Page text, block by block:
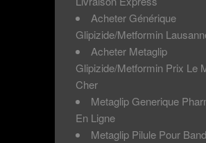
Acheter Générique
Glipizide/Metformin
Acheter Metaglip
Glipizide/Metformin Prix Le
Cher
Metaglip Generique
En Ligne
Metaglip Pilule Pour